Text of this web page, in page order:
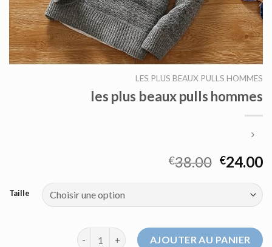
LES PLUS BEAUX PULLS HOMMES
les plus beaux pulls hommes
€38.00 €24.00
Taille
quantité de les plus beaux pulls hommes
AJOUTER AU PANIER